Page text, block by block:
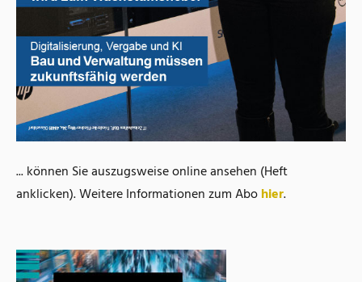
... können Sie auszugsweise online ansehen (Heft
anklicken). Weitere Informationen zum Abohier.